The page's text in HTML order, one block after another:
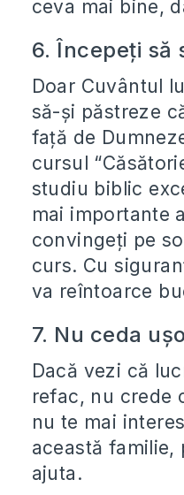
ceva mai bine,
6. Începeți să
Doar Cuvântul
să-și păstreze
faţă de
cursul
studiu biblic
mai importante
convingeți pe
curs. Cu
va reîntoarce
7. Nu ceda
Dacă vezi că
refac, nu crede
nu te mai
această
ajuta.